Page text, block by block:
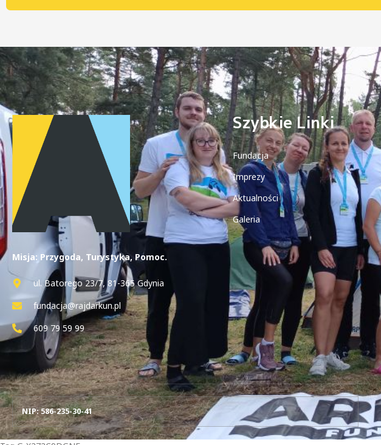
Misja: Przygoda, Turystyka, Pomoc.
ul. Batorego 23/7, 81-365 Gdynia
fundacja@rajdarkun.pl
609 79 59 99
Szybkie Linki
Fundacja
Imprezy
Aktualności
Galeria
NIP: 586-235-30-41